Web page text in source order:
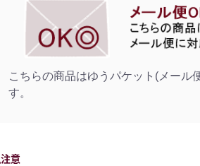
こちらの商品はゆうパケット(メール
す。
注意